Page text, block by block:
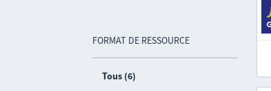
FORMAT DE RESSOURCE
Tous (6)